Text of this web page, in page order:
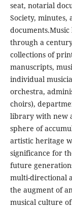
seat, notarial
Society,
through a
collections of
manuscripts,
individual
orchestra,
choirs),
library with new
sphere of
artistic heritage
significance for
future
multi-directional
the augment of
musical culture